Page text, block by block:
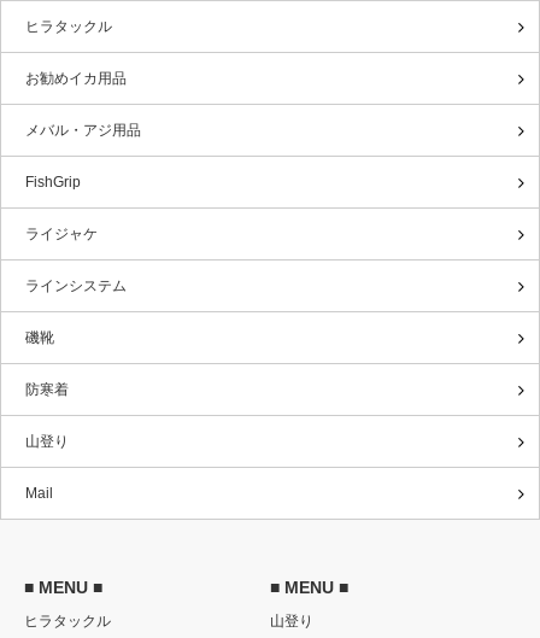
ヒラタックル
お勧めイカ用品
メバル・アジ用品
FishGrip
ライジャケ
ラインシステム
磯靴
防寒着
山登り
Mail
■ MENU ■
ヒラタックル
■ MENU ■
山登り